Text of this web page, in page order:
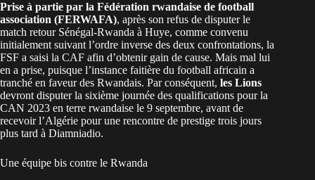
Prise à partie par la Fédération rwandaise de football
association (FERWAFA), après son refus de disputer le
match retour Sénégal-Rwanda à Huye, comme convenu
initialement suivant l’ordre inverse des deux confrontations, la
FSF a saisi la CAF afin d’obtenir gain de cause. Mais mal lui
en a prise, puisque l’instance faitière du football africain a
tranché en faveur des Rwandais. Par conséquent, les Lions
devront disputer la sixième journée des qualifications pour la
CAN 2023 en terre rwandaise le 9 septembre, avant de
recevoir l’Algérie pour une rencontre de prestige trois jours
plus tard à Diamniadio.
Une équipe bis contre le Rwanda